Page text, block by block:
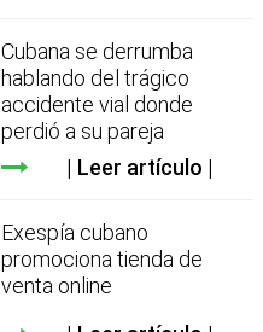
Cubana se derrumba
hablando del trágico
accidente vial donde
perdió a su pareja
Leer artículo
Exespía cubano
promociona tienda de
venta online